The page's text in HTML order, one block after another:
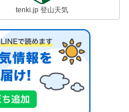
tenki.jp 登山天気